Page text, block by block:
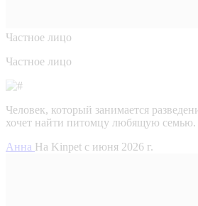
Частное лицо
Частное лицо
Человек, который занимается
хочет найти питомцу любящую семью.
Анна На Kinpet c июня 2026 г.